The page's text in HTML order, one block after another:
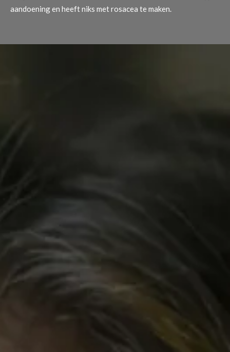
aandoening en heeft niks met rosacea te maken.